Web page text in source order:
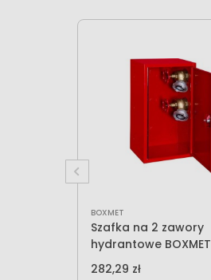
BOXMET
Szafka na 2 zawory
hydrantowe BOXMET
282,29 zł